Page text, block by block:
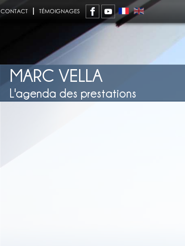
MARC VELLA
L'agenda des prestations
CONTACT TÉMOIGNAGES